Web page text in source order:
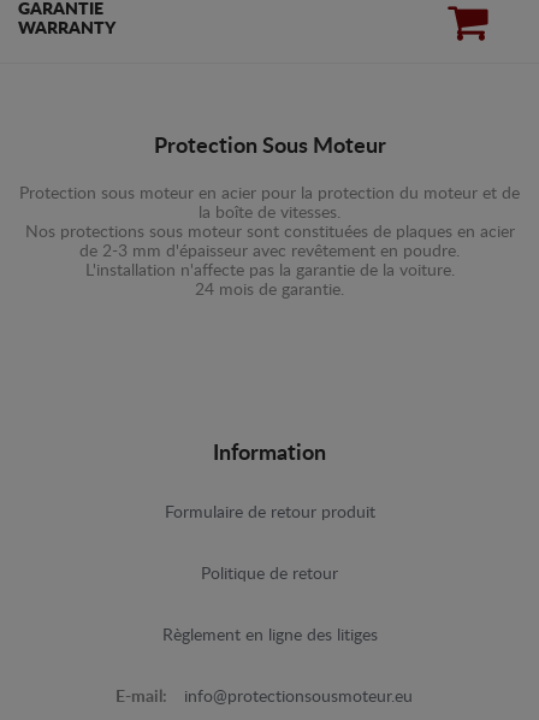
GARANTIE
WARRANTY
Protection Sous Moteur
Protection sous moteur en acier pour la protection du moteur et de
la boîte de vitesses.
Nos protections sous moteur sont constituées de plaques en acier
de 2-3 mm d'épaisseur avec revêtement en poudre.
L'installation n'affecte pas la garantie de la voiture.
24 mois de garantie.
Information
Formulaire de retour produit
Politique de retour
Règlement en ligne des litiges
E-mail: info@protectionsousmoteur.eu